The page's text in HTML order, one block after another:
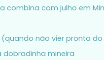
combina com julho em
não vier pronta
dobradinha mineira